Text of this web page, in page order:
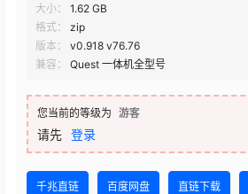
大小：
1.62 GB
格式：
zip
版本：
v0.918 v76.76
兼容：
Quest 一体机全型号
您当前的等级为 游客
请先 登录
千兆直链 百度网盘 直链下载